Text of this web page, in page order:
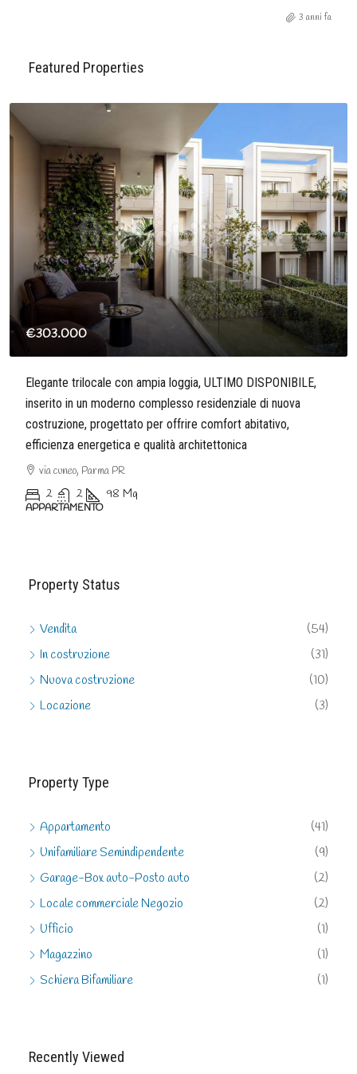
3 anni fa
Featured Properties
€303.000
Elegante trilocale con ampia loggia, ULTIMO DISPONIBILE,
inserito in un moderno complesso residenziale di nuova
costruzione, progettato per offrire comfort abitativo,
efficienza energetica e qualità architettonica
via cuneo, Parma PR
2 2 98 Mq
APPARTAMENTO
Property Status
Vendita
(54)
In costruzione
(31)
Nuova costruzione
(10)
Locazione
(3)
Property Type
Appartamento
(41)
Unifamiliare Semindipendente
(9)
Garage-Box auto-Posto auto
(2)
Locale commerciale Negozio
(2)
Ufficio
(1)
Magazzino
(1)
Schiera Bifamiliare
(1)
Recently Viewed